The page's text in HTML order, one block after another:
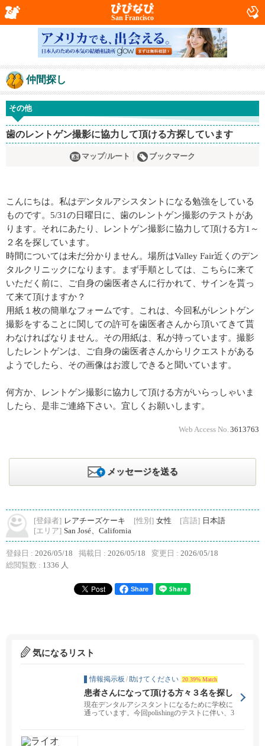
San Francisco
仲間探し
その他
歯のレントゲン撮影に協力して頂ける方探しています
マップ/ルート ブックマーク
こんにちは。私はデンタルアシスタントになる勉強をしている
ものです。5/31の日曜日に、歯のレントゲン撮影のテストがあ
ります。それにあたり、レントゲン撮影に協力して頂ける方1～
２名を探しています。
時間については未だ分かりません。場所はValley Fair近くのデン
タルクリニックになります。まず手順としては、こちらに来て
いただく前に、ご自身の歯医者さんに行かれて、サインを貰っ
て来て頂けますか？
用紙１枚の簡単なフォームです。これは、今回私がレントゲン
撮影をすることに関しての許可を歯医者さんから頂いてきて貰
わなければなりません。その用紙は、私が持っています。撮影
したレントゲンは、ご自身の歯医者さんからリクエストがある
ようでしたら、その画像はお渡しできると聞いています。
何方か、レントゲン撮影に協力して頂ける方がいらっしゃいま
したら、是非ご連絡下さい。宜しくお願いします。
Web Access No. 3613763
メッセージを送る
[登録者] レアチーズケーキ [性別] 女性 [言語] 日本語
[エリア] San José、California
登録日 : 2026/05/18 掲載日 : 2026/05/18 変更日 : 2026/05/18
総閲覧数 : 1336 人
Share
気になるリスト
情報掲示板 /助けてください 20.39% Match
患者さんになって頂ける方々３名を探し
ています
現在デンタルアシスタントになるために学校に
通っています。今回polishingのテストに伴い、3